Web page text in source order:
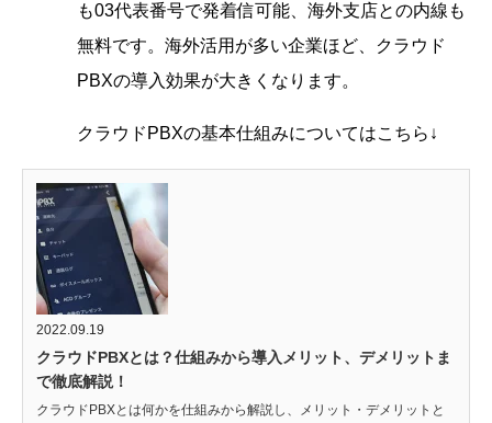
も03代表番号で発着信可能、海外支店との内線も
無料です。海外活用が多い企業ほど、クラウド
PBXの導入効果が大きくなります。
クラウドPBXの基本仕組みについてはこちら↓
2022.09.19
クラウドPBXとは？仕組みから導入メリット、デメリットま
で徹底解説！
クラウドPBXとは何かを仕組みから解説し、メリット・デメリットと